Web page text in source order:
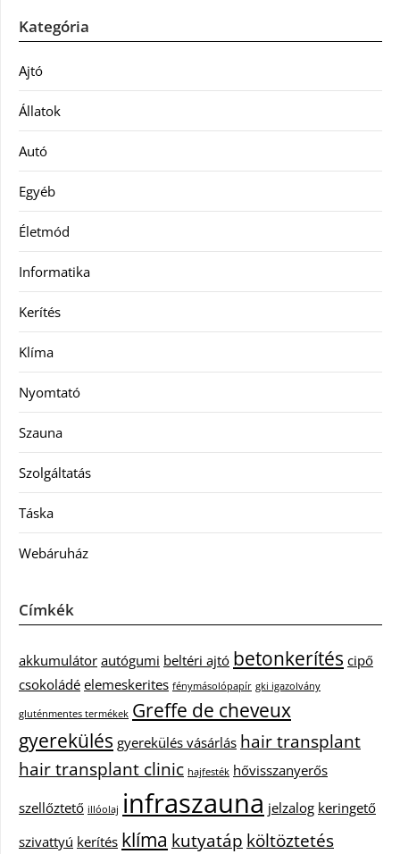
Kategória
Ajtó
Állatok
Autó
Egyéb
Életmód
Informatika
Kerítés
Klíma
Nyomtató
Szauna
Szolgáltatás
Táska
Webáruház
Címkék
akkumulátor autógumi beltéri ajtó betonkerítés cipő
csokoládé elemeskerites fénymásolópapír gki igazolvány
gluténmentes termékek Greffe de cheveux
gyerekülés gyerekülés vásárlás hair transplant
hair transplant clinic hajfesték hővisszanyerős
szellőztető illóolaj infraszauna jelzalog keringető
szivattyú kerítés klíma kutyatáp költöztetés